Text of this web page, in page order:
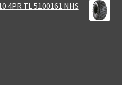
4PR TL 5100161 NHS